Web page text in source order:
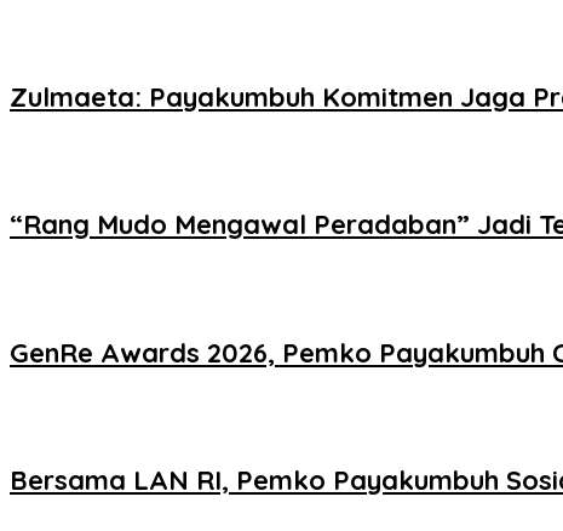
Zulmaeta: Payakumbuh Komitmen Jaga
“Rang Mudo Mengawal Peradaban” Jadi
GenRe Awards 2026, Pemko
Bersama LAN RI, Pemko Payakumbuh